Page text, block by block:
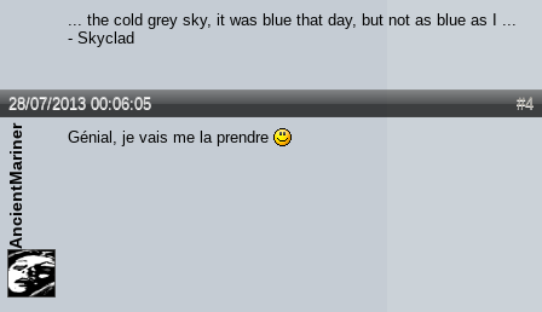
... the cold grey sky, it was blue that day, but not as blue as I ...
- Skyclad
#4
28/07/2013 00:06:05
AncientMariner Génial, je vais me la prendre